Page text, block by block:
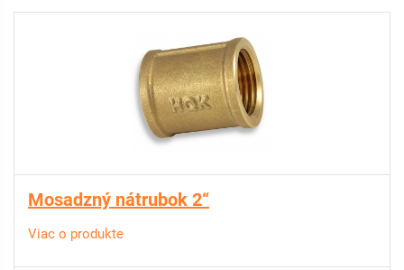
Mosadzný nátrubok 2“
Viac o produkte